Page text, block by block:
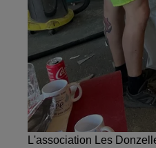
L'association Les